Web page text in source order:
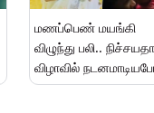
மணப்பெண் மயங்கி
விழுந்து பலி..
விழாவில்
நேர்ந்த சோகம்..!